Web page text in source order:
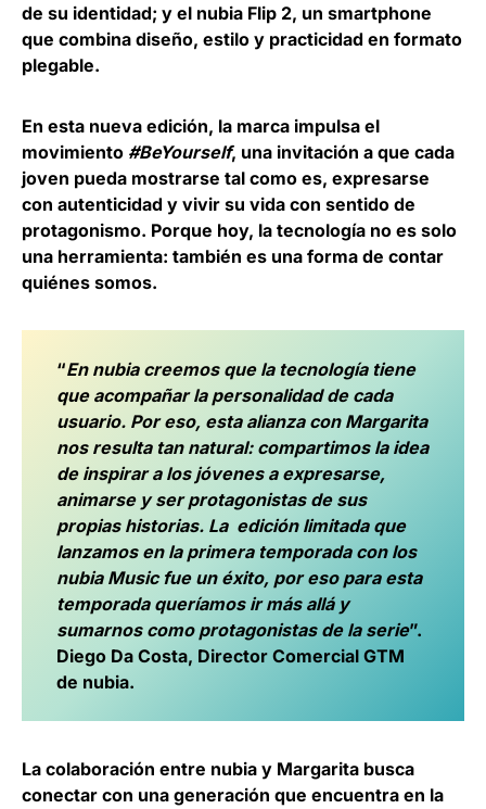
de su identidad; y el nubia Flip 2, un smartphone
que combina diseño, estilo y practicidad en formato
plegable.
En esta nueva edición, la marca impulsa el
movimiento #BeYourself, una invitación a que cada
joven pueda mostrarse tal como es, expresarse
con autenticidad y vivir su vida con sentido de
protagonismo. Porque hoy, la tecnología no es solo
una herramienta: también es una forma de contar
quiénes somos.
“En nubia creemos que la tecnología tiene
que acompañar la personalidad de cada
usuario. Por eso, esta alianza con Margarita
nos resulta tan natural: compartimos la idea
de inspirar a los jóvenes a expresarse,
animarse y ser protagonistas de sus
propias historias. La edición limitada que
lanzamos en la primera temporada con los
nubia Music fue un éxito, por eso para esta
temporada queríamos ir más allá y
sumarnos como protagonistas de la serie”.
Diego Da Costa, Director Comercial GTM
de nubia.
La colaboración entre nubia y Margarita busca
conectar con una generación que encuentra en la